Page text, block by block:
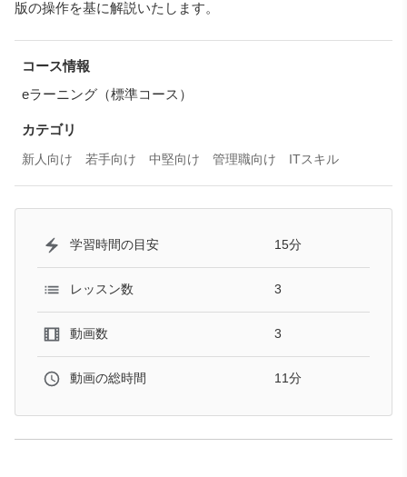
版の操作を基に解説いたします。
コース情報
eラーニング（標準コース）
カテゴリ
新人向け 若手向け 中堅向け 管理職向け ITスキル
学習時間の目安 15分
レッスン数 3
動画数 3
動画の総時間 11分